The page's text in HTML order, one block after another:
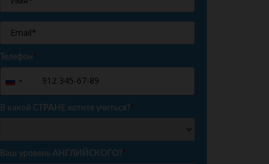
Телефон*
Russia
+7
В какой СТРАНЕ хотите учиться?*
Ваш уровень АНГЛИЙСКОГО?*